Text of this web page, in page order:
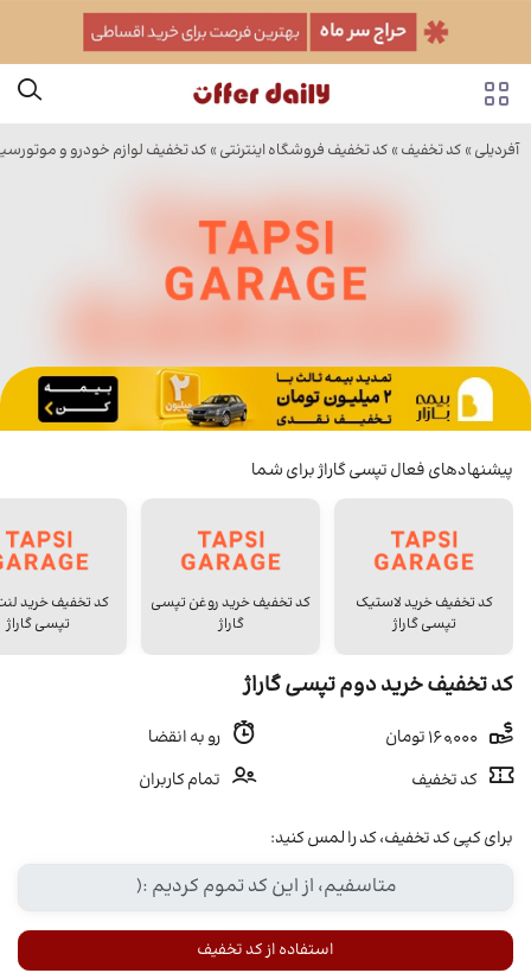
آفردیلی » کد تخفیف » کد تخفیف فروشگاه اینترنتی » کد تخفیف لوازم خودرو و
پیشنهادهای فعال تپسی گاراژ برای شما
کد تخفیف خرید لاستیک
تپسی گاراژ
کد تخفیف خرید روغن تپسی
گاراژ
کد تخفیف خرید
تپسی گاراژ
کد تخفیف خرید دوم تپسی گاراژ
رو به انقضا
کد تخفیف
تمام کاربران
برای کپی کد تخفیف، کد را لمس کنید:
استفاده از کد تخفیف